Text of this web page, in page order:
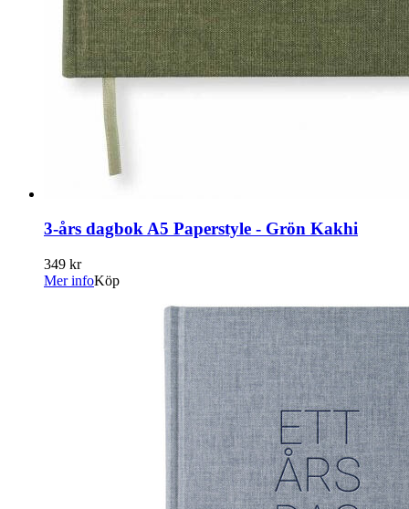
3-års dagbok A5 Paperstyle - Grön Kakhi
349 kr
Mer infoKöp